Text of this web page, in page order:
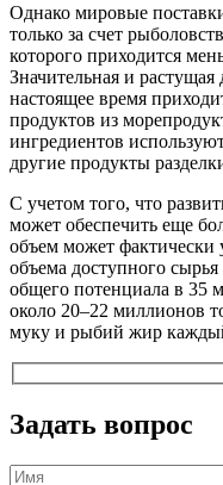
Однако мировые
только за счет
которого приходится
Значительная и
настоящее время
продуктов из
ингредиентов
другие продукты
С учетом того, что
может обеспечить еще
объем может фактически
объема доступного
общего потенциала в 35
около 20–22 миллионов
муку и рыбий жир
Задать вопрос